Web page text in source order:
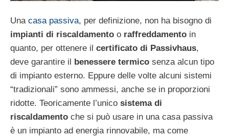
Una casa passiva, per definizione, non ha bisogno di
impianti di riscaldamento o raffreddamento in
quanto, per ottenere il certificato di Passivhaus,
deve garantire il benessere termico senza alcun tipo
di impianto esterno. Eppure delle volte alcuni sistemi
“tradizionali” sono ammessi, anche se in proporzioni
ridotte. Teoricamente l’unico sistema di
riscaldamento che si può usare in una casa passiva
è un impianto ad energia rinnovabile, ma come